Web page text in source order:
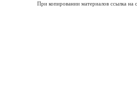
При копировании материалов ссылка на